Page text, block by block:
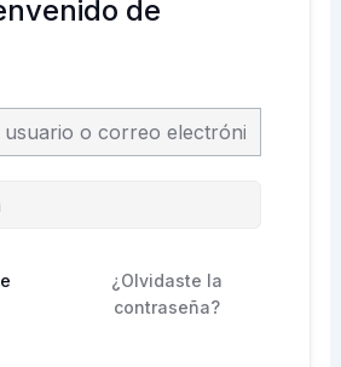
de
¿Olvidaste la
contraseña?